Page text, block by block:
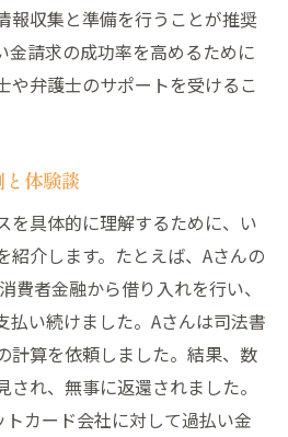
報収集と準備を行うことが推奨
金請求の成功率を高めるために
や弁護士のサポートを受けるこ
体験談
を具体的に理解するために、い
紹介します。たとえば、Aさんの
費者金融から借り入れを行い、
払い続けました。Aさんは司法書
計算を依頼しました。結果、数
れ、無事に返還されました。
カード会社に対して過払い金